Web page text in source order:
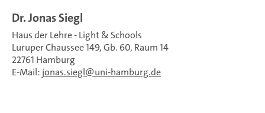
Dr. Jonas Siegl
Haus der Lehre - Light & Schools
Luruper Chaussee 149, Gb. 60, Raum 14
22761 Hamburg
E-Mail: jonas.siegl uni-hamburg.de